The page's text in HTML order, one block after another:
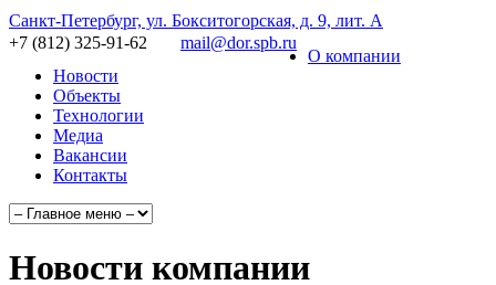
Санкт-Петербург, ул. Бокситогорская, д. 9, лит. А
+7 (812) 325-91-62
mail@dor.spb.ru
О компании
Новости
Объекты
Технологии
Медиа
Вакансии
Контакты
Новости компании